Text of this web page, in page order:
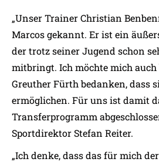
„Unser Trainer Christian
Marcos gekannt. Er ist ein
der trotz seiner Jugend schon
mitbringt. Ich möchte mich auch
Greuther Fürth bedanken, dass
ermöglichen. Für uns ist damit
Transferprogramm
Sportdirektor Stefan Reiter.
„Ich denke, dass das für mich